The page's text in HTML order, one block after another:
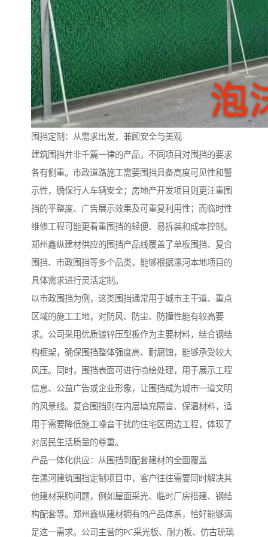
围挡定制：从需求出发，兼顾安全与美观
建筑围挡并非千篇一律的产品，不同项目对围挡的要求
各有侧重。市政道路施工需要围挡具备高度可见性和警
示性，确保行人车辆安全；房地产开发项目则更注重围
挡的平整度、广告展示效果及可重复利用性；而临时性
维修工程可能更看重围挡的轻便、易拆装和成本控制。
郑州鑫纵建材供应的围挡产品线覆盖了单板围挡、复合
围挡、市政围挡等多个品类，能够根据漯河本地项目的
具体需求进行灵活定制。
以市政围挡为例，这类围挡通常用于城市主干道、重点
区域的施工工地，对防风、防尘、防撞性能有较高要
求。公司采用优质镀锌压型板作为主要材料，结合钢结
构框架，确保围挡整体强度高、耐腐蚀，能够承受较大
风压。同时，围挡表面可进行喷绘处理，用于展示工程
信息、公益广告或企业形象，让围挡成为城市一道文明
的风景线。复合围挡则在内层填充隔音、保温材料，适
用于需要降低施工噪音干扰的住宅区周边工程，体现了
对居民生活质量的尊重。
产品一体化供应：从围挡到配套建材的全面覆盖
在漯河建筑围挡定制项目中，客户往往需要同时解决其
他建材采购问题，例如屋面采光、临时厂房搭建、钢结
构配套等。郑州鑫纵建材拥有的产品体系，恰好能够满
足这一需求。公司主营的PC采光板、耐力板、仿古琉璃